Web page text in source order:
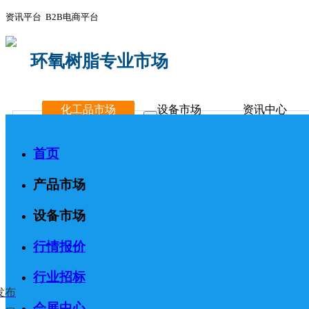
资讯平台 B2B电商平台
环氧树脂专业市场
化工品市场 设备市场 资讯中心
首页
产品市场
设备市场
行情报价
行业招标
布